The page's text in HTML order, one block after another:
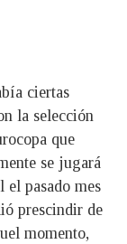
ciertas
la selección
que
se jugará
el pasado mes
prescindir de
momento,